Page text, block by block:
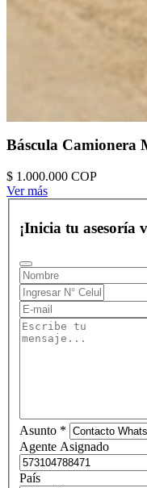
Báscula Camionera
$ 1.000.000 COP
Ver más
¡Inicia tu asesoría
Asunto *
Agente Asignado
País